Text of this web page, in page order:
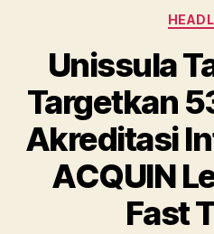
Unissula
Targetkan
Akreditasi
ACQUIN
Fast